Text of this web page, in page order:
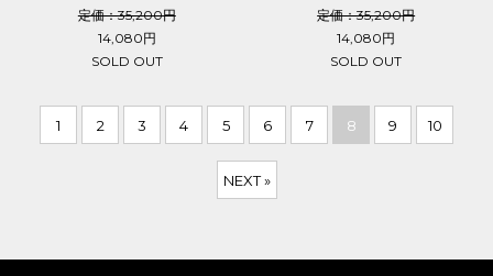
定価：35,200円
14,080円
SOLD OUT
定価：35,200円
14,080円
SOLD OUT
1 2 3 4 5 6 7 8 9 10
NEXT »